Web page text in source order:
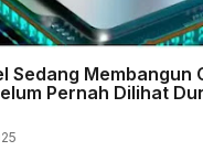
Sedang Membangun
Pernah Dilihat